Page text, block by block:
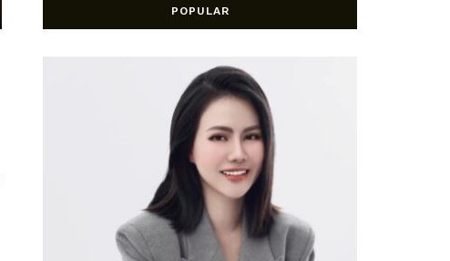
POPULAR